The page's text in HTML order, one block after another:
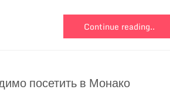
Continue reading..
посетить в Монако